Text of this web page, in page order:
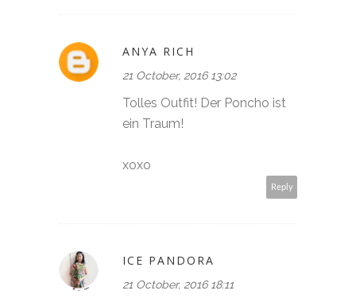
ANYA RICH
21 October, 2016 13:02
Tolles Outfit! Der Poncho ist
ein Traum!
xoxo
Reply
ICE PANDORA
21 October, 2016 18:11